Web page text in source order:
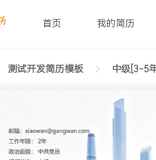
首页 我的简历
测试开发简历模板 中级[3-5
工整简历模板文字版